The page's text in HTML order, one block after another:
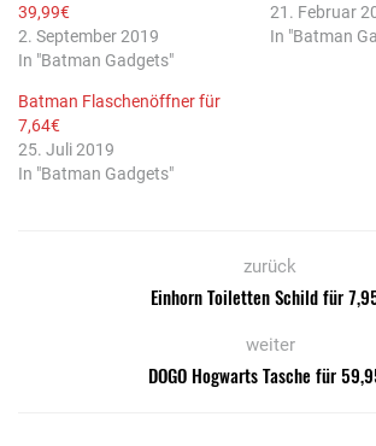
39,99€
2. September 2019
In "Batman Gadgets"
21. Februar
In "Batman
Batman Flaschenöffner für
7,64€
25. Juli 2019
In "Batman Gadgets"
zurück
Einhorn Toiletten Schild für
weiter
DOGO Hogwarts Tasche für